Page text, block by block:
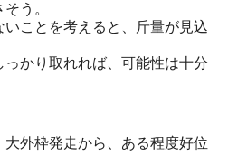
う。
ことを考えると、斤量が見込
かり取れれば、可能性は十分
外枠発走から、ある程度好位